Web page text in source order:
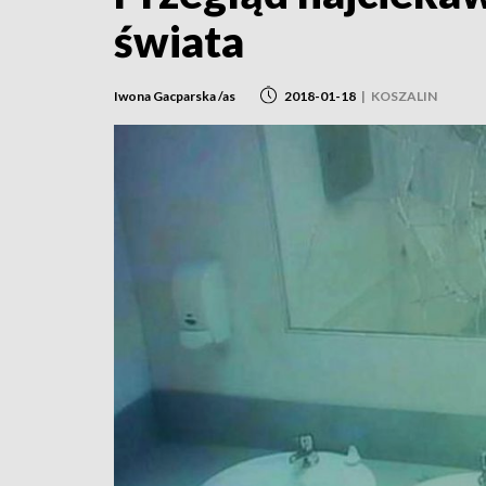
świata
Iwona Gacparska /as 2018-01-18 | KOSZALIN